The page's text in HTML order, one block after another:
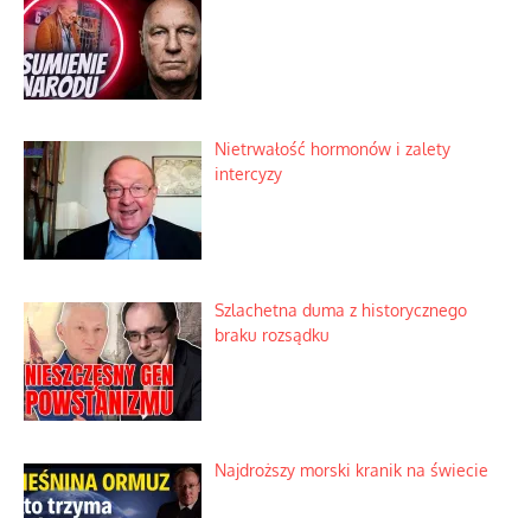
Nietrwałość hormonów i zalety
intercyzy
Szlachetna duma z historycznego
braku rozsądku
Najdroższy morski kranik na świecie